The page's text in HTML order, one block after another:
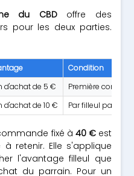
du CBDoffre des
pour les deux parties.
Condition
d'achat de 5 €
Première
d'achat de 10 € Par filleul
fixé à 40 €est
retenir. Elle s'applique
l'avantage filleul que
du parrain. Pour un